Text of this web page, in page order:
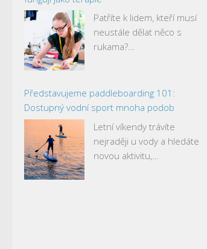
Patříte k lidem, kteří musí
neustále dělat něco s
rukama?…
Představujeme paddleboarding 101:
Dostupný vodní sport mnoha podob
Letní víkendy trávíte
nejraději u vody a hledáte
novou aktivitu,…